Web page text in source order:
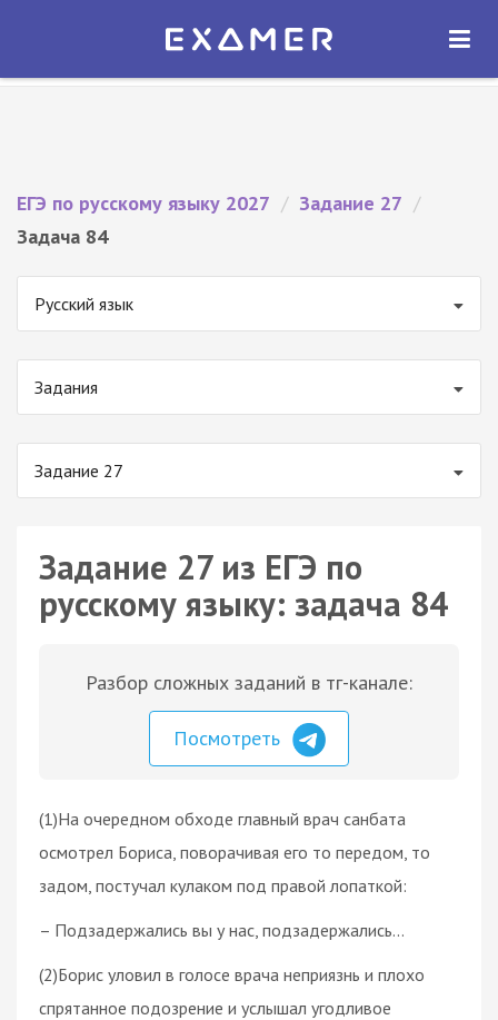
Экзамер — ЕГЭ 2027
ОТКРЫТЬ
ЕГЭ по русскому языку 2027 / Задание 27 /
Задача 84
Русский язык
Задания
Задание 27
Задание 27 из ЕГЭ по
русскому языку: задача 84
Разбор сложных заданий в тг-канале:
Посмотреть
(1)На очередном обходе главный врач санбата
осмотрел Бориса, поворачивая его то передом, то
задом, постучал кулаком под правой лопаткой:
– Подзадержались вы у нас, подзадержались…
(2)Борис уловил в голосе врача неприязнь и плохо
спрятанное подозрение и услышал угодливое